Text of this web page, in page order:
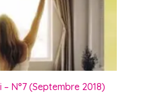
N°7 (Septembre 2018)